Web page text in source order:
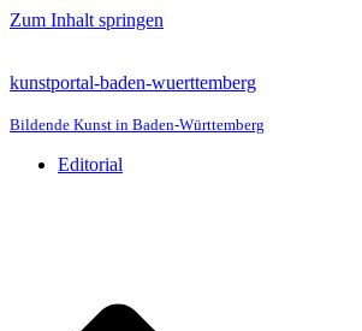
Zum Inhalt springen
kunstportal-baden-wuerttemberg
Bildende Kunst in Baden-Württemberg
Editorial